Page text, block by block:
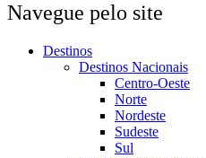
Navegue pelo site
Destinos
Destinos Nacionais
Centro-Oeste
Norte
Nordeste
Sudeste
Sul